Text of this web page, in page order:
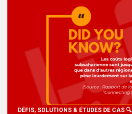
DÉFIS, SOLUTIONS & ÉTUDES DE CAS 🔍